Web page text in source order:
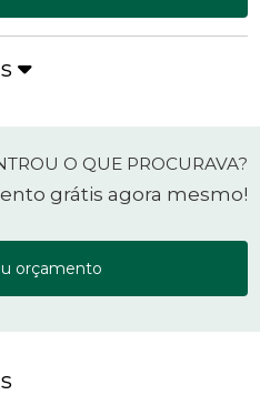
O QUE PROCURAVA?
grátis agora mesmo!
orçamento